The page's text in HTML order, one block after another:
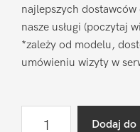
najlepszych
nasze usługi (poczytaj
*zależy od modelu,
umówieniu wizyty w
Dodaj